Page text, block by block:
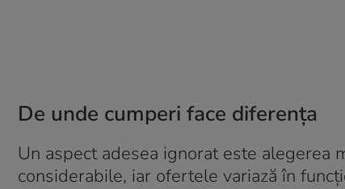
De unde cumperi face diferența
Un aspect adesea ignorat este
considerabile, iar ofertele variază în